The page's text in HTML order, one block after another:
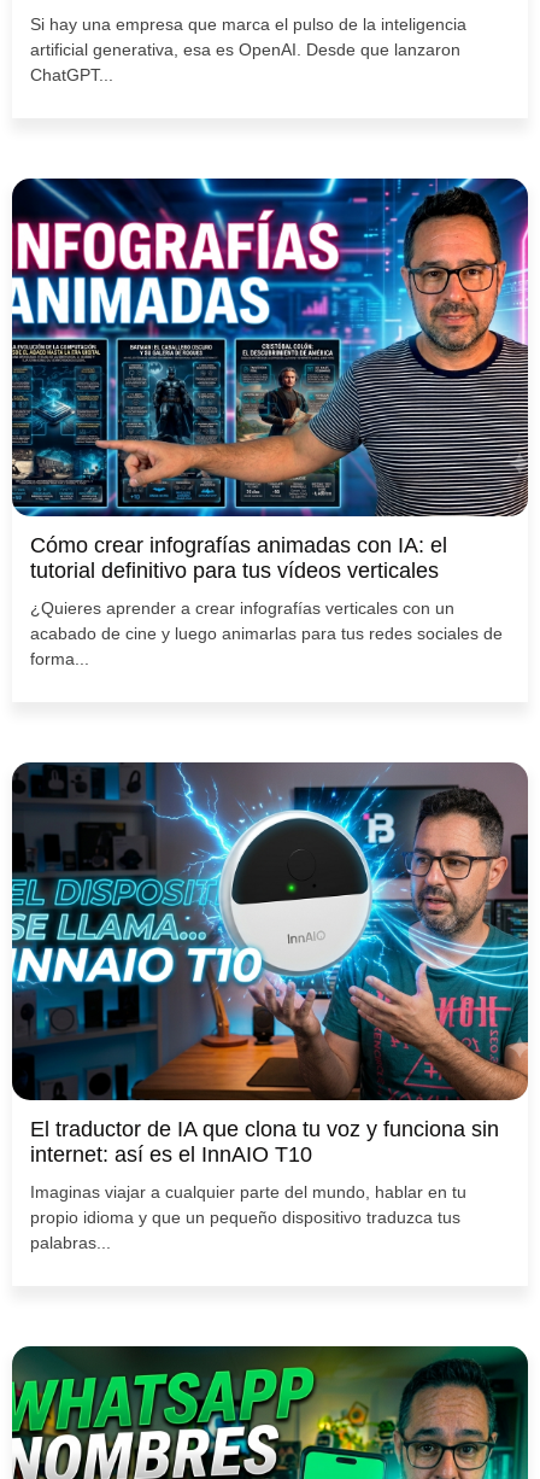
Si hay una empresa que marca el pulso de la inteligencia
artificial generativa, esa es OpenAI. Desde que lanzaron
ChatGPT...
Cómo crear infografías animadas con IA: el
tutorial definitivo para tus vídeos verticales
¿Quieres aprender a crear infografías verticales con un
acabado de cine y luego animarlas para tus redes sociales de
forma...
El traductor de IA que clona tu voz y funciona sin
internet: así es el InnAIO T10
Imaginas viajar a cualquier parte del mundo, hablar en tu
propio idioma y que un pequeño dispositivo traduzca tus
palabras...